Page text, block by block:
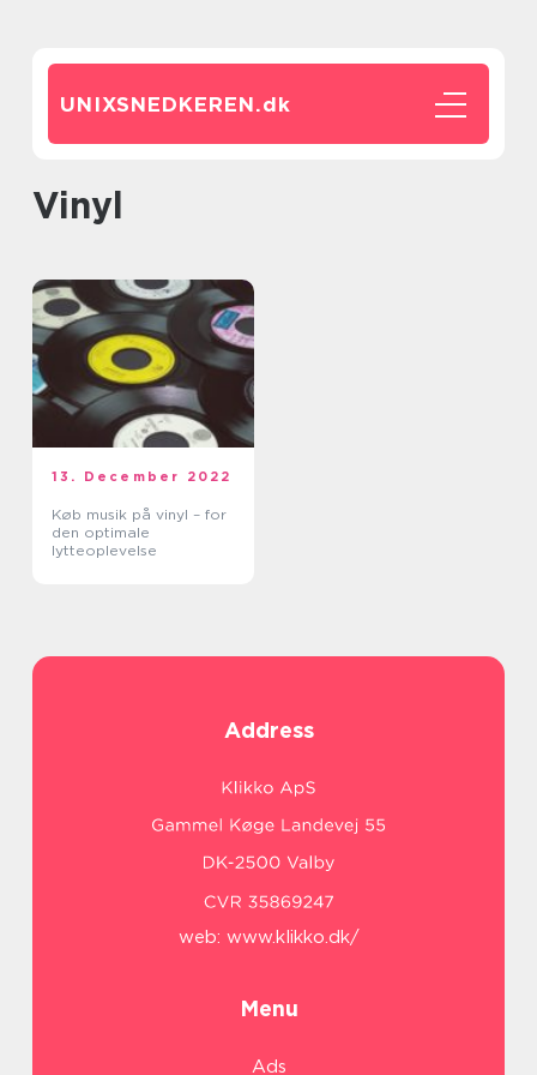
UNIXSNEDKEREN.dk
vinyl
13. December 2022
Køb musik på vinyl – for
den optimale
lytteoplevelse
Address
web: www.klikko.dk/
Menu
Ads